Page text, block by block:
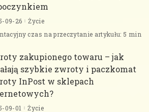
09-26
Życie
czas na przeczytanie artykułu: 5 min
zakupionego towaru – jak
szybkie zwroty i paczkomat
InPost w sklepach
09-01
Życie